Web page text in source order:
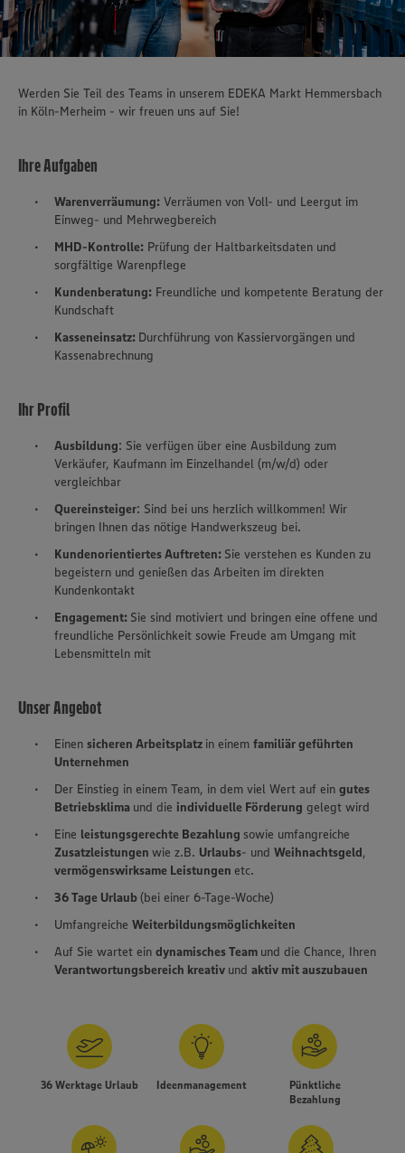
Werden Sie Teil des Teams in unserem EDEKA Markt Hemmersbach
in Köln-Merheim - wir freuen uns auf Sie!
Ihre Aufgaben
Warenverräumung: Verräumen von Voll- und Leergut im
Einweg- und Mehrwegbereich
MHD-Kontrolle: Prüfung der Haltbarkeitsdaten und
sorgfältige Warenpflege
Kundenberatung: Freundliche und kompetente Beratung der
Kundschaft
Kasseneinsatz: Durchführung von Kassiervorgängen und
Kassenabrechnung
Ihr Profil
Ausbildung: Sie verfügen über eine Ausbildung zum
Verkäufer, Kaufmann im Einzelhandel (m/w/d) oder
vergleichbar
Quereinsteiger: Sind bei uns herzlich willkommen! Wir
bringen Ihnen das nötige Handwerkszeug bei.
Kundenorientiertes Auftreten: Sie verstehen es Kunden zu
begeistern und genießen das Arbeiten im direkten
Kundenkontakt
Engagement: Sie sind motiviert und bringen eine offene und
freundliche Persönlichkeit sowie Freude am Umgang mit
Lebensmitteln mit
Unser Angebot
Einen sicheren Arbeitsplatz in einem familiär geführten
Unternehmen
Der Einstieg in einem Team, in dem viel Wert auf ein gutes
Betriebsklima und die individuelle Förderung gelegt wird
Eine leistungsgerechte Bezahlung sowie umfangreiche
Zusatzleistungen wie z.B. Urlaubs- und Weihnachtsgeld,
vermögenswirksame Leistungen etc.
36 Tage Urlaub(bei einer 6-Tage-Woche)
Umfangreiche Weiterbildungsmöglichkeiten
Auf Sie wartet ein dynamisches Team und die Chance, Ihren
Verantwortungsbereich kreativ und aktiv mit auszubauen
36 Werktage Urlaub Ideenmanagement
Pünktliche
Bezahlung